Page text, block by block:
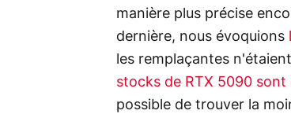
manière plus précise
dernière, nous évoquions
les remplaçantes
stocks de RTX 5090
possible de trouver la